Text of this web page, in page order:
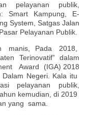
pelayanan publik,
Smart Kampung, E-
System, Satgas Jalan
Pelayanan Publik.
manis, Pada 2018,
Terinovatif” dalam
Award (IGA) 2018
Negeri. Kala itu
pelayanan publik,
kemudian, di 2019
yang sama.